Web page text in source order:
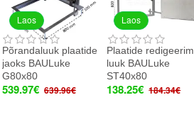
Laos
Põrandaluuk plaatide
jaoks BAULuke
G80x80
539.97€ 639.96€
Laos
Plaatide
luuk BAULuke
ST40x80
138.25€ 184.34€